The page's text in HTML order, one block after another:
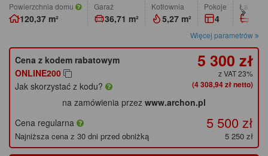
Powierzchnia domu
120,37 m²
Garaż
36,71 m²
Kotłownia
5,27 m²
pokoje
4
Więcej parametrów
Cena z kodem rabatowym
ONLINE200
Jak skorzystać z kodu?
5 300 zł
z VAT 23%
(4 308,94 zł netto)
na zamówienia przez www.archon.pl
Cena regularna
5 500 zł
Najniższa cena z 30 dni przed obniżką 5 250 zł